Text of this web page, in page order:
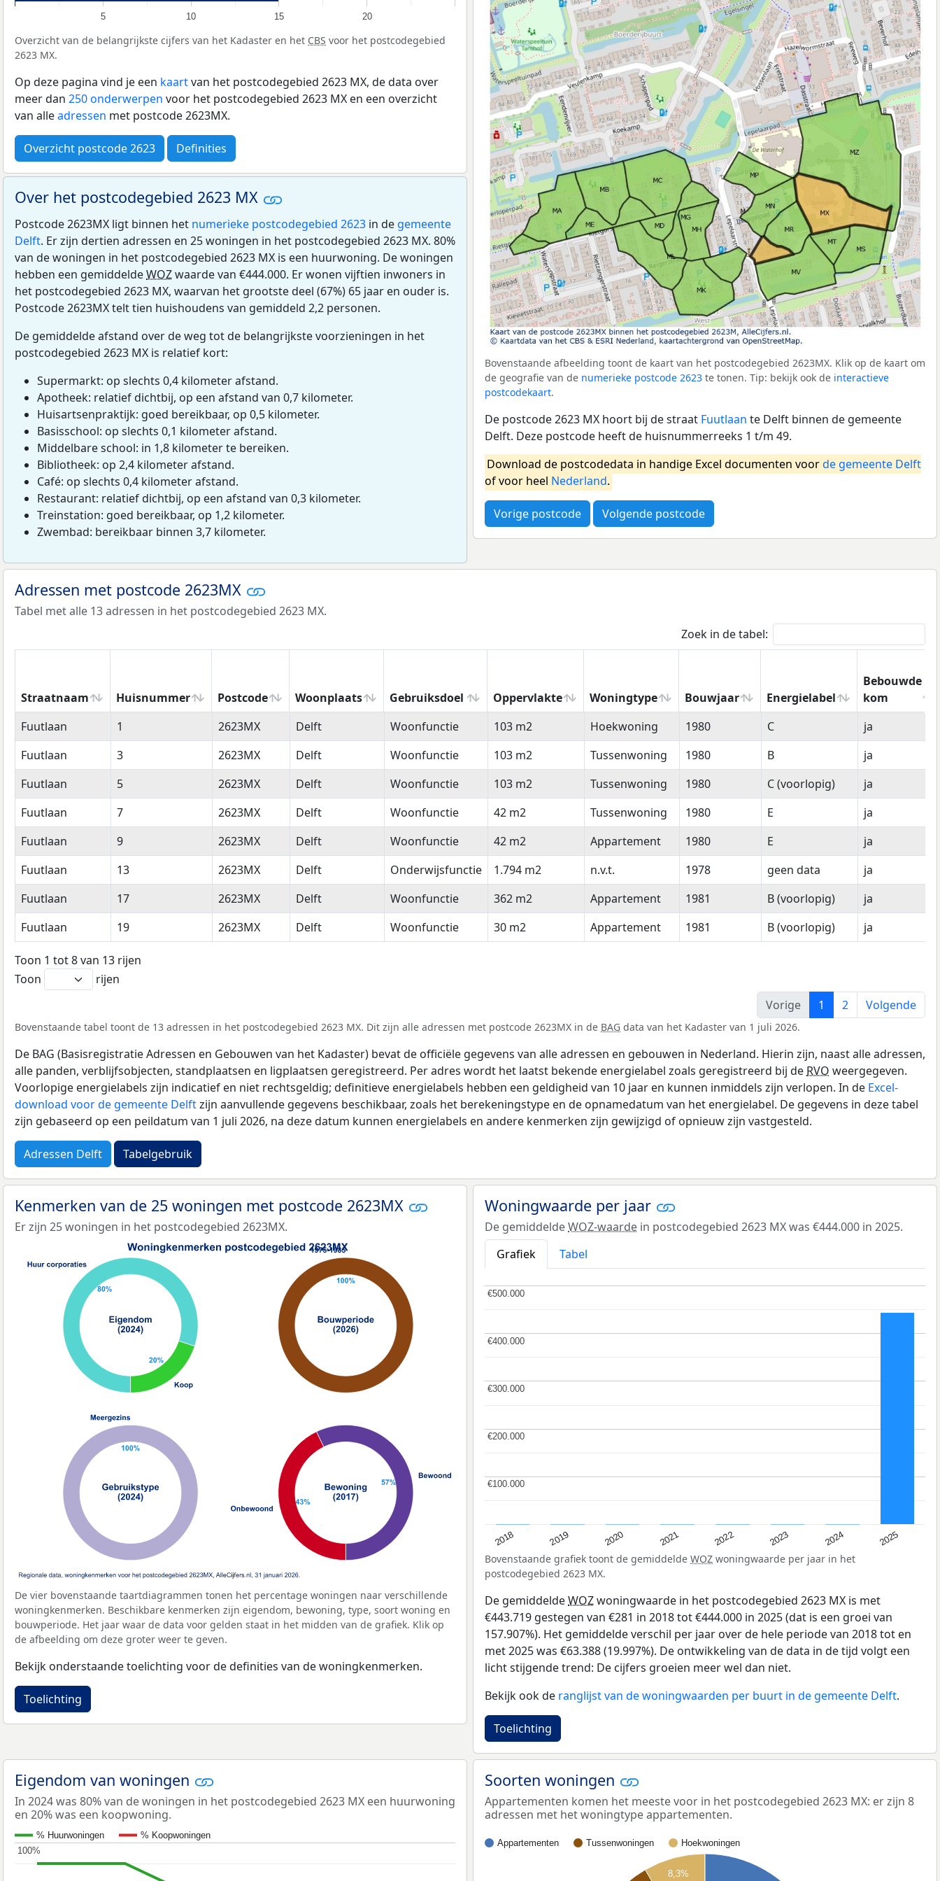
5 10 15 20
Overzicht van de belangrijkste cijfers van het Kadaster en het CBS voor het postcodegebied
2623 MX.
Op deze pagina vind je een kaartvan het postcodegebied 2623 MX, de data over
meer dan 250 onderwerpen voor het postcodegebied 2623 MX en een overzicht
van alleadressen met postcode 2623MX.
Overzicht postcode 2623 Definities
Over het postcodegebied 2623 MX
Postcode 2623MX ligt binnen het numerieke postcodegebied 2623 in de gemeente
Delft. Er zijn dertien adressen en 25 woningen in het postcodegebied 2623 MX. 80%
van de woningen in het postcodegebied 2623 MX is een huurwoning. De woningen
hebben een gemiddeldeWOZwaarde van €444.000. Er wonen vijftien inwoners in
het postcodegebied 2623 MX, waarvan het grootste deel (67%) 65 jaar en ouder is.
Postcode 2623MX telt tien huishoudens van gemiddeld 2,2 personen.
De gemiddelde afstand over de weg tot de belangrijkste voorzieningen in het
postcodegebied 2623 MX is relatief kort:
Supermarkt: op slechts 0,4 kilometer afstand.
Apotheek: relatief dichtbij, op een afstand van 0,7 kilometer.
Huisartsenpraktijk: goed bereikbaar, op 0,5 kilometer.
Basisschool: op slechts 0,1 kilometer afstand.
Middelbare school: in 1,8 kilometer te bereiken.
Bibliotheek: op 2,4 kilometer afstand.
Café: op slechts 0,4 kilometer afstand.
Restaurant: relatief dichtbij, op een afstand van 0,3 kilometer.
Treinstation: goed bereikbaar, op 1,2 kilometer.
Zwembad: bereikbaar binnen 3,7 kilometer.
Bovenstaande afbeelding toont de kaart van het postcodegebied 2623MX. Klik op de kaart om
de geografie van de numerieke postcode 2623 te tonen. Tip: bekijk ook de interactieve
postcodekaart.
De postcode 2623 MX hoort bij de straat Fuutlaan te Delft binnen de gemeente
Delft. Deze postcode heeft de huisnummerreeks 1 t/m 49.
Download de postcodedata in handige Excel documenten voorde gemeente Delft
of voor heel Nederland.
Vorige postcode Volgende postcode
Adressen met postcode 2623MX
Tabel met alle 13 adressen in het postcodegebied 2623 MX.
Zoek in de tabel:
Straatnaam Huisnummer Postcode Woonplaats Gebruiksdoel Oppervlakte Woningtype Bouwjaar Energielabel
Bebouwde
kom
Straatnaam
Huisnummer Postcode Woonplaats Gebruiksdoel Oppervlakte Woningtype Bouwjaar Energielabel
Bebouwde
kom
Fuutlaan 1 2623MX Delft Woonfunctie 103 m2 Hoekwoning 1980 C
ja
Fuutlaan
3 2623MX Delft Woonfunctie 103 m2 Tussenwoning 1980 B
ja
Fuutlaan
5 2623MX Delft Woonfunctie 103 m2 Tussenwoning 1980 C (voorlopig)
ja
Fuutlaan
7 2623MX Delft Woonfunctie 42 m2 Tussenwoning 1980 E
ja
Fuutlaan
9 2623MX Delft Woonfunctie 42 m2 Appartement 1980 E
ja
Fuutlaan
13 2623MX Delft Onderwijsfunctie 1.794 m2 n.v.t. 1978 geen data
ja
Fuutlaan
17 2623MX Delft Woonfunctie 362 m2 Appartement 1981 B (voorlopig)
ja
Fuutlaan
19 2623MX Delft Woonfunctie 30 m2 Appartement 1981 B (voorlopig) ja
Toon 1 tot 8 van 13 rijen
Toon
rijen
Vorige
1 2 Volgende
Bovenstaande tabel toont de 13 adressen in het postcodegebied 2623 MX. Dit zijn alle adressen met postcode 2623MX in de BAG data van het Kadaster van 1 juli 2026.
De BAG (Basisregistratie Adressen en Gebouwen van het Kadaster) bevat de officiële gegevens van alle adressen en gebouwen in Nederland. Hierin zijn, naast alle adressen,
alle panden, verblijfsobjecten, standplaatsen en ligplaatsen geregistreerd. Per adres wordt het laatst bekende energielabel zoals geregistreerd bij de RVO weergegeven.
Voorlopige energielabels zijn indicatief en niet rechtsgeldig; definitieve energielabels hebben een geldigheid van 10 jaar en kunnen inmiddels zijn verlopen. In de Excel-
download voor de gemeente Delftzijn aanvullende gegevens beschikbaar, zoals het berekeningstype en de opnamedatum van het energielabel. De gegevens in deze tabel
zijn gebaseerd op een peildatum van 1 juli 2026, na deze datum kunnen energielabels en andere kenmerken zijn gewijzigd of opnieuw zijn vastgesteld.
Adressen Delft Tabelgebruik
Kenmerken van de 25 woningen met postcode 2623MX
Er zijn 25 woningen in het postcodegebied 2623MX.
De vier bovenstaande taartdiagrammen tonen het percentage woningen naar verschillende
woningkenmerken. Beschikbare kenmerken zijn eigendom, bewoning, type, soort woning en
bouwperiode. Het jaar waar de data voor gelden staat in het midden van de grafiek. Klik op
de afbeelding om deze groter weer te geven.
Bekijk onderstaande toelichting voor de definities van de woningkenmerken.
Toelichting
Woningwaarde per jaar
De gemiddeldeWOZ-waarde in postcodegebied 2623 MX was €444.000 in 2025.
Grafiek
Tabel
2018 2019 2020 2021 2022 2023 2024 2025
€100.000
€100.000
€200.000
€200.000
€300.000
€300.000
€400.000
€400.000
€500.000
€500.000
Bovenstaande grafiek toont de gemiddelde WOZ woningwaarde per jaar in het
postcodegebied 2623 MX.
De gemiddeldeWOZwoningwaarde in het postcodegebied 2623 MX is met
€443.719 gestegen van €281 in 2018 tot €444.000 in 2025 (dat is een groei van
157.907%). Het gemiddelde verschil per jaar over de hele periode van 2018 tot en
met 2025 was €63.388 (19.997%). De ontwikkeling van de data in de tijd volgt een
licht stijgende trend: De cijfers groeien meer wel dan niet.
Bekijk ook de ranglijst van de woningwaarden per buurt in de gemeente Delft.
Toelichting
Eigendom van woningen
In 2024 was 80% van de woningen in het postcodegebied 2623 MX een huurwoning
en 20% was een koopwoning.
% Huurwoningen
% Koopwoningen
100%
100%
Soorten woningen
Appartementen komen het meeste voor in het postcodegebied 2623 MX: er zijn 8
adressen met het woningtype appartementen.
Appartementen Tussenwoningen Hoekwoningen
8,3%